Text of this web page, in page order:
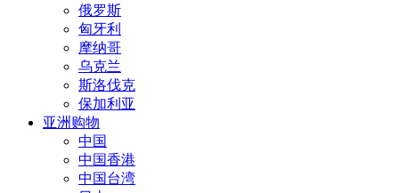
俄罗斯
匈牙利
摩纳哥
乌克兰
斯洛伐克
保加利亚
亚洲购物
中国
中国香港
中国台湾